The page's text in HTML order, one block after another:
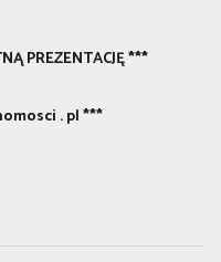
PREZENTACJĘ ***
. pl ***